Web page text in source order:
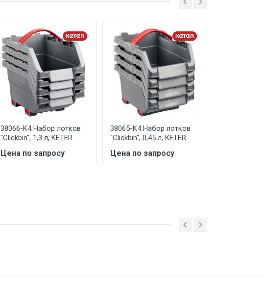
ТР ТС (ЕАЭС). Сведения о номере
в сопроводительной документации к
38066-K4 Набор лотков
''Clickbin'', 1,3 л, KETER
Цена по запросу
38065-K4 Набор лотков
''Clickbin'', 0,45 л, KETER
Цена по запросу